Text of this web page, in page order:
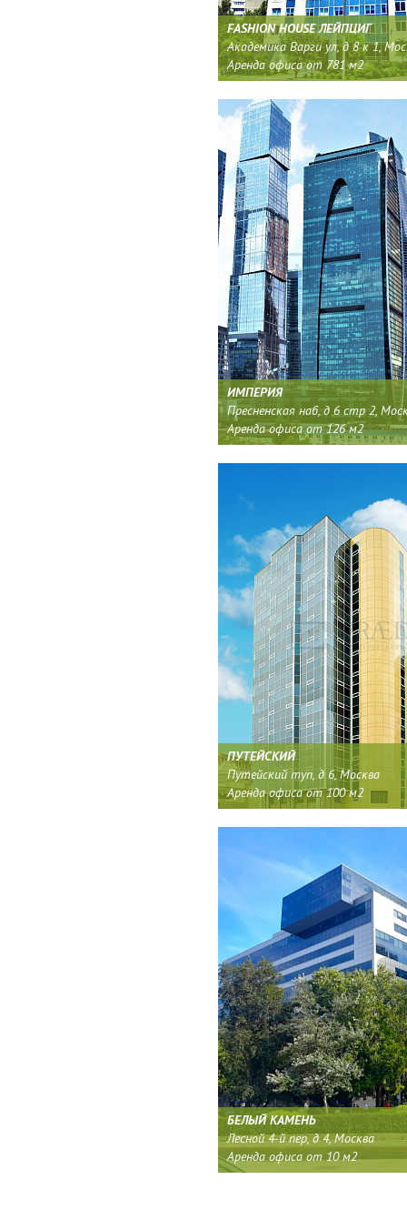
FASHION HOUSE ЛЕЙПЦИГ
Академика Варги ул, д 8 к 1,
Аренда офиса от 781 м2
ИМПЕРИЯ
Пресненская наб, д 6 стр 2,
Аренда офиса от 126 м2
ПУТЕЙСКИЙ
Путейский туп, д 6, Москва
Аренда офиса от 100 м2
БЕЛЫЙ КАМЕНЬ
Лесной 4-й пер, д 4, Москва
Аренда офиса от 10 м2